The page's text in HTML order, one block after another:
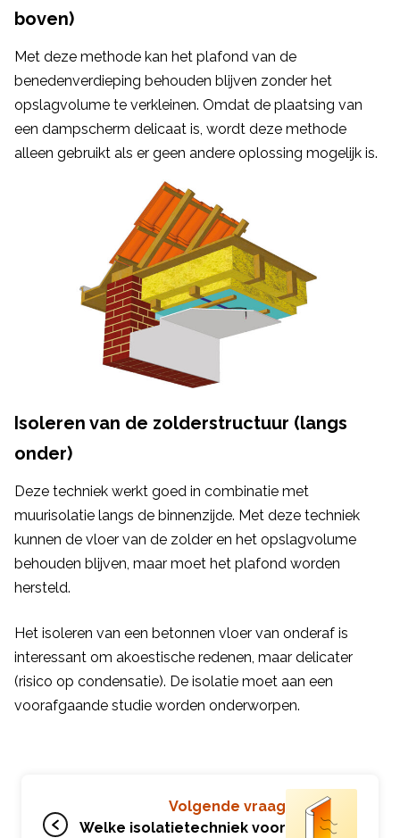
boven)
Met deze methode kan het plafond van de
benedenverdieping behouden blijven zonder het
opslagvolume te verkleinen. Omdat de plaatsing van
een dampscherm delicaat is, wordt deze methode
alleen gebruikt als er geen andere oplossing mogelijk is.
Isoleren van de zolderstructuur (langs
onder)
Deze techniek werkt goed in combinatie met
muurisolatie langs de binnenzijde. Met deze techniek
kunnen de vloer van de zolder en het opslagvolume
behouden blijven, maar moet het plafond worden
hersteld.
Het isoleren van een betonnen vloer van onderaf is
interessant om akoestische redenen, maar delicater
(risico op condensatie). De isolatie moet aan een
voorafgaande studie worden onderworpen.
Volgende vraag
Welke isolatietechniek voor